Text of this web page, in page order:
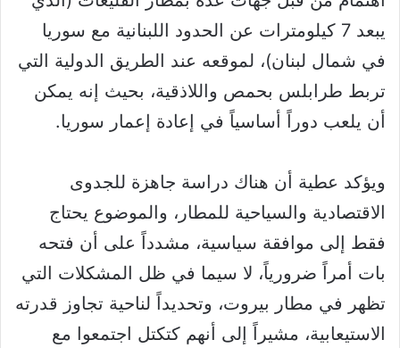
يبعد 7 كيلومترات عن الحدود اللبنانية مع سوريا
في شمال لبنان)، لموقعه عند الطريق الدولية التي
تربط طرابلس بحمص واللاذقية، بحيث إنه يمكن
أن يلعب دوراً أساسياً في إعادة إعمار سوريا.
ويؤكد عطية أن هناك دراسة جاهزة للجدوى
الاقتصادية والسياحية للمطار، والموضوع يحتاج
فقط إلى موافقة سياسية، مشدداً على أن فتحه
بات أمراً ضرورياً، لا سيما في ظل المشكلات التي
تظهر في مطار بيروت، وتحديداً لناحية تجاوز قدرته
الاستيعابية، مشيراً إلى أنهم كتكتل اجتمعوا مع